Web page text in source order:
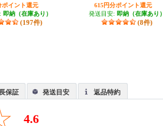
ポイント還元
即納（在庫あり）
(197件)
615円分ポイント還元
発送目安: 即納（在庫あり）
(8件)
保証 発送目安 返品特約
4.6